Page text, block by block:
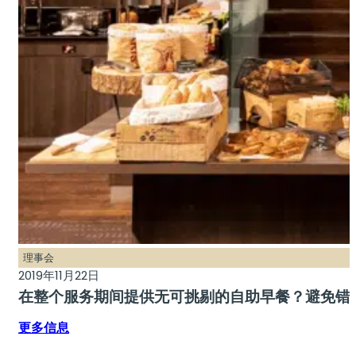
理事会
2019年11月22日
在整个服务期间提供无可挑剔的自助早餐？避免错
更多信息